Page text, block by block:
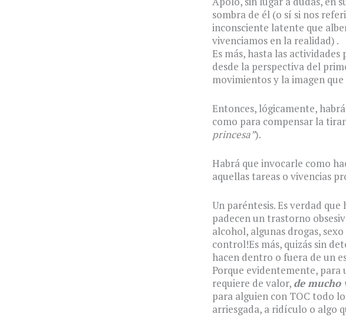
sombra de él (o sí si nos
inconsciente latente que
vivenciamos en la realidad) .
Es más, hasta las
desde la perspectiva del
movimientos y la imagen
Entonces, lógicamente,
como para compensar la
princesa”).
Habrá que invocarle como
aquellas tareas o vivencias
Un paréntesis. Es verdad
padecen un trastorno
alcohol, algunas drogas,
control!Es más, quizás sin
hacen dentro o fuera de un
Porque evidentemente, para
requiere de valor, de mucho
para alguien con TOC todo
arriesgada, a ridículo o algo